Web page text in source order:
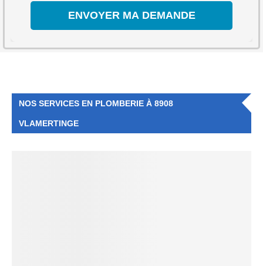
NOS SERVICES EN PLOMBERIE À 8908
VLAMERTINGE